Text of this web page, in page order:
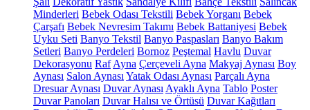
Minderleri Bebek Odası Tekstili Bebek Yorganı Bebek
Çarşafı Bebek Nevresim Takımı Bebek Battaniyesi Bebek
Uyku Seti Banyo Tekstil Banyo Paspasları Banyo Bakım
Setleri Banyo Perdeleri Bornoz Peştemal Havlu Duvar
Dekorasyonu Raf Ayna Çerçeveli Ayna Makyaj Aynası Boy
Aynası Salon Aynası Yatak Odası Aynası Parçalı Ayna
Dresuar Aynası Duvar Aynası Ayaklı Ayna Tablo Poster
Duvar Panoları Duvar Halısı ve Örtüsü Duvar Kağıtları